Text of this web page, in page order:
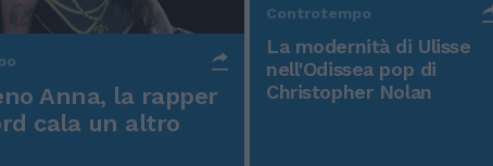
Anna, la rapper
cala un altro
Controtempo
La modernità di Ulisse
nell'Odissea pop di
Christopher Nolan